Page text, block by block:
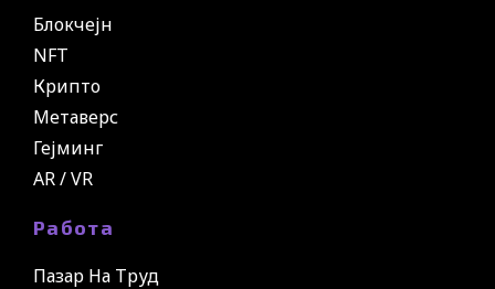
Блокчејн
NFT
Крипто
Метаверс
Гејминг
AR / VR
Работа
Пазар На Труд